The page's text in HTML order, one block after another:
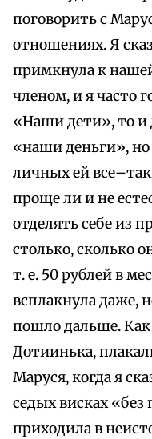
поговорить с
отношениях. Я
примкнула к
членом, и я часто
«Наши дети», то и
«наши деньги», но
личных ей
проще ли и не
отделять себе из
столько, сколько
т. е. 50 рублей в
всплакнула даже,
пошло дальше.
Дотиинька,
Маруся, когда я
седых висках «без
приходила в